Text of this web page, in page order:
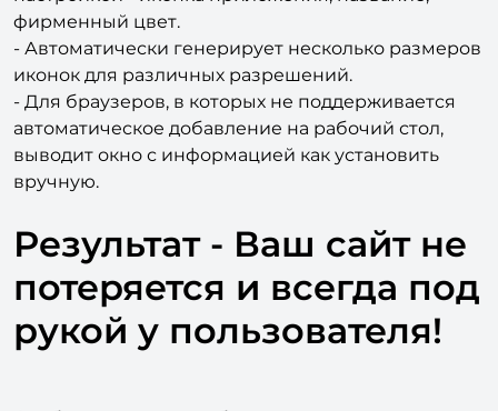
- Возможность для администратора управления
настройкой - иконка приложения, название,
фирменный цвет.
- Автоматически генерирует несколько размеров
иконок для различных разрешений.
- Для браузеров, в которых не поддерживается
автоматическое добавление на рабочий стол,
выводит окно с информацией как установить
Результат - Ваш сайт не
потеряется и всегда под